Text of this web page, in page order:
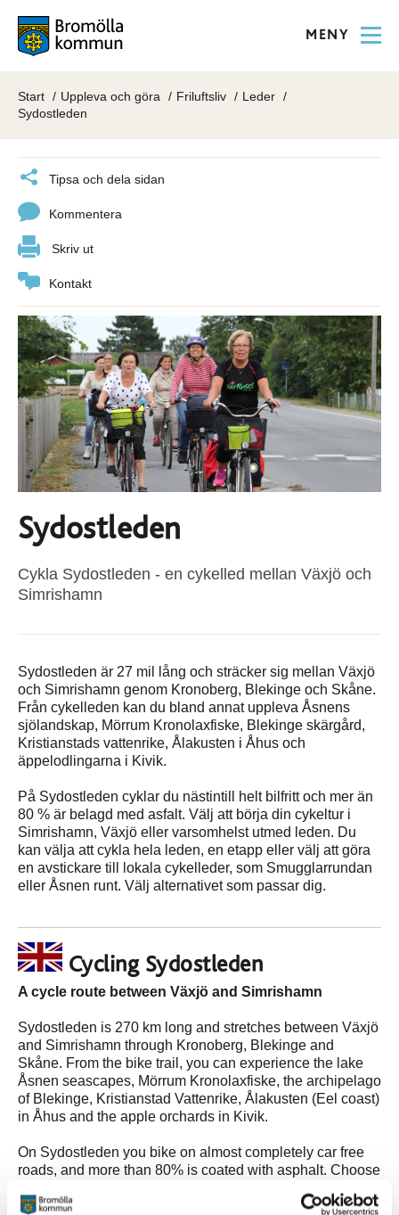
MENY
Start Uppleva och göra Friluftsliv
Leder
Sydostleden
Tipsa och dela sidan
Kommentera
Skriv ut
Kontakt
Sydostleden
Cykla Sydostleden - en cykelled mellan Växjö och
Simrishamn
Sydostleden är 27 mil lång och sträcker sig mellan Växjö
och Simrishamn genom Kronoberg, Blekinge och Skåne.
Från cykelleden kan du bland annat uppleva Åsnens
sjölandskap, Mörrum Kronolaxfiske, Blekinge skärgård,
Kristianstads vattenrike, Ålakusten i Åhus och
äppelodlingarna i Kivik.
På Sydostleden cyklar du nästintill helt bilfritt och mer än
80 % är belagd med asfalt. Välj att börja din cykeltur i
Simrishamn, Växjö eller varsomhelst utmed leden. Du
kan välja att cykla hela leden, en etapp eller välj att göra
en avstickare till lokala cykelleder, som Smugglarrundan
eller Åsnen runt. Välj alternativet som passar dig.
Cycling Sydostleden
A cycle route between Växjö and Simrishamn
Sydostleden is 270 km long and stretches between Växjö
and Simrishamn through Kronoberg, Blekinge and
Skåne. From the bike trail, you can experience the lake
Åsnen seascapes, Mörrum Kronolaxfiske, the archipelago
of Blekinge, Kristianstad Vattenrike, Ålakusten (Eel coast)
in Åhus and the apple orchards in Kivik.
On Sydostleden you bike on almost completely car free
roads, and more than 80% is coated with asphalt. Choose
the trail. You can choose to ride the entire trail, a part of it,